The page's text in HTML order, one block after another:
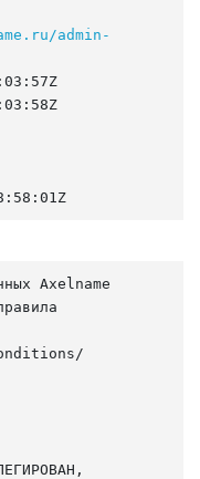
admin-
Axelname